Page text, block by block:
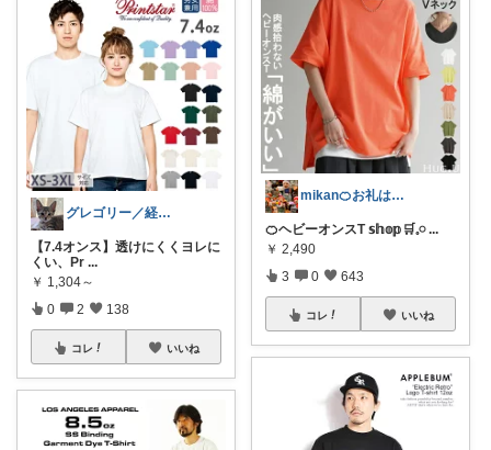
グレゴリー／経由購入感謝です💕
【7.4オンス】透けにくくヨレに
くい、Pr ...
￥ 1,304～
0 2 138
コレ いいね
mikan🍊お礼はプロフ🍊
🍊ヘビーオンスT 𝕤𝕙𝕠𝕡🛒𓈒𓏸...
￥ 2,490
3 0 643
コレ いいね